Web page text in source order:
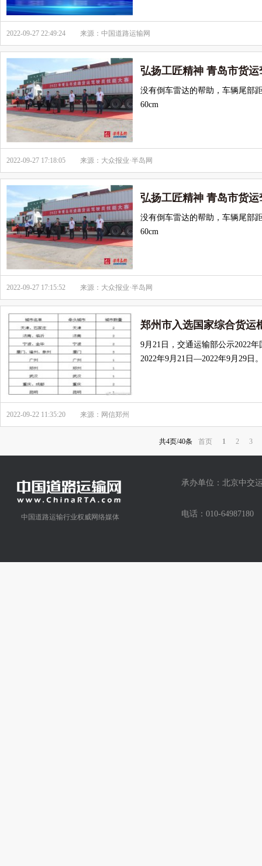
2022-09-27 22:49:24 来源：中国道路运输网
弘扬工匠精神 青岛市货
没有倒车雷达的帮助，车辆尾部
60cm
2022-09-27 17:18:05 来源：大众报业·半岛网
弘扬工匠精神 青岛市货
没有倒车雷达的帮助，车辆尾部
60cm
2022-09-27 17:15:52 来源：大众报业·半岛网
郑州市入选国家综合货运
9月21日，交通运输部公示2022
2022年9月21日—2022年9月29日
2022-09-22 11:35:20 来源：网信郑州
共4页/40条 首页 1 2 3
中国道路运输行业权威网络媒体
承办单位：北京中交
电话：010-